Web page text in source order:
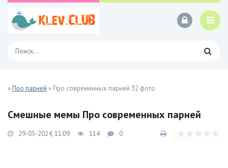
»Про парней » Про современных парней 32 фото
Смешные мемы Про современных парней
29-05-2024, 11:09 114 0